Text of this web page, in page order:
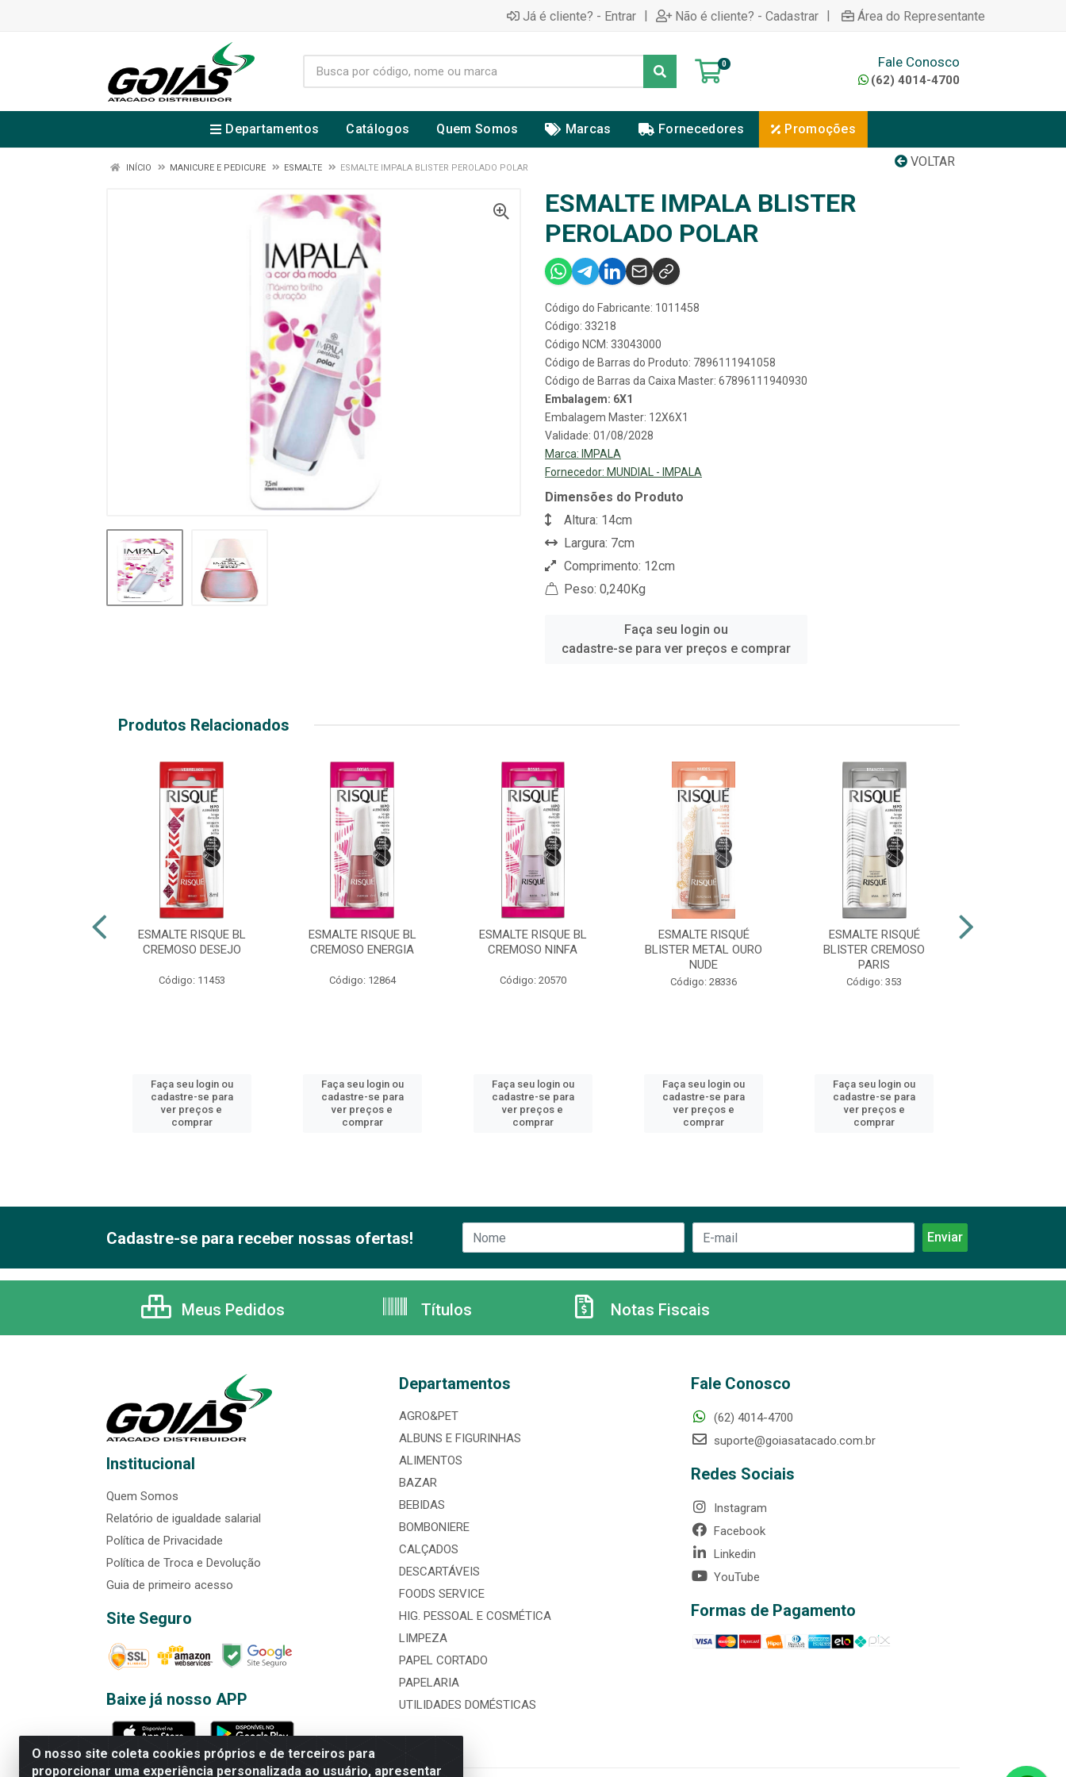
Já é cliente? - Entrar | Não é cliente? - Cadastrar | Área do Representante
0 Fale Conosco
(62) 4014-4700
Departamentos Catálogos Quem Somos Marcas Fornecedores Promoções
VOLTAR
INÍCIO MANICURE E PEDICURE ESMALTE ESMALTE IMPALA BLISTER PEROLADO POLAR
ESMALTE IMPALA BLISTER
PEROLADO POLAR
Código do Fabricante: 1011458
Código: 33218
Código NCM: 33043000
Código de Barras do Produto: 7896111941058
Código de Barras da Caixa Master: 67896111940930
Embalagem: 6X1
Embalagem Master: 12X6X1
Validade: 01/08/2028
Marca: IMPALA
Fornecedor: MUNDIAL - IMPALA
Dimensões do Produto
Altura: 14cm
Largura: 7cm
Comprimento: 12cm
Peso: 0,240Kg
Faça seu login ou
cadastre-se para ver preços e comprar
Produtos Relacionados
ESMALTE RISQUE BL
CREMOSO DESEJO
Código: 11453
Faça seu login ou
cadastre-se para
ver preços e
comprar
ESMALTE RISQUE BL
CREMOSO ENERGIA
Código: 12864
Faça seu login ou
cadastre-se para
ver preços e
comprar
ESMALTE RISQUE BL
CREMOSO NINFA
Código: 20570
Faça seu login ou
cadastre-se para
ver preços e
comprar
ESMALTE RISQUÉ
BLISTER METAL OURO
NUDE
Código: 28336
Faça seu login ou
cadastre-se para
ver preços e
comprar
ESMALTE RISQUÉ
BLISTER CREMOSO
PARIS
Código: 353
Faça seu login ou
cadastre-se para
ver preços e
comprar
O nosso site coleta cookies próprios e de terceiros para
proporcionar uma experiência personalizada ao usuário, apresentar
Cadastre-se para receber nossas ofertas!
Meus Pedidos Títulos Notas Fiscais
Institucional
Quem Somos
Relatório de igualdade salarial
Política de Privacidade
Política de Troca e Devolução
Guia de primeiro acesso
Site Seguro
Baixe já nosso APP
Departamentos
AGRO&PET
ALBUNS E FIGURINHAS
ALIMENTOS
BAZAR
BEBIDAS
BOMBONIERE
CALÇADOS
DESCARTÁVEIS
FOODS SERVICE
HIG. PESSOAL E COSMÉTICA
LIMPEZA
PAPEL CORTADO
PAPELARIA
UTILIDADES DOMÉSTICAS
Fale Conosco
(62) 4014-4700
suporte@goiasatacado.com.br
Redes Sociais
Instagram
Facebook
Linkedin
YouTube
Formas de Pagamento